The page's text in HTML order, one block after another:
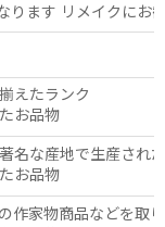
ります リメイクにお
えたランク
お品物
名な産地で生産され
お品物
作家物商品などを取